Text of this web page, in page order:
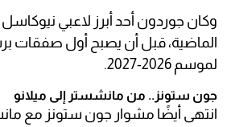
وكان جوردون أحد أبرز لاعبي
الماضية، قبل أن يصبح أول صفقات
لموسم 2026-2027.
جون ستونز.. من مانشستر إلى ميلانو
انتهى أيضًا مشوار جون ستونز مع